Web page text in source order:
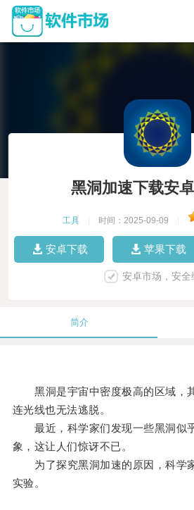
黑洞加速下载安
工具 时间：2025-09-09
安卓下载 苹果下载
安卓市场，安全
简介
黑洞是宇宙中密度极高的区域，
连光线也无法逃脱。
最近，科学家们发现一些黑洞似
象，这让人们惊讶不已。
为了探究黑洞加速的原因，科学
实验。